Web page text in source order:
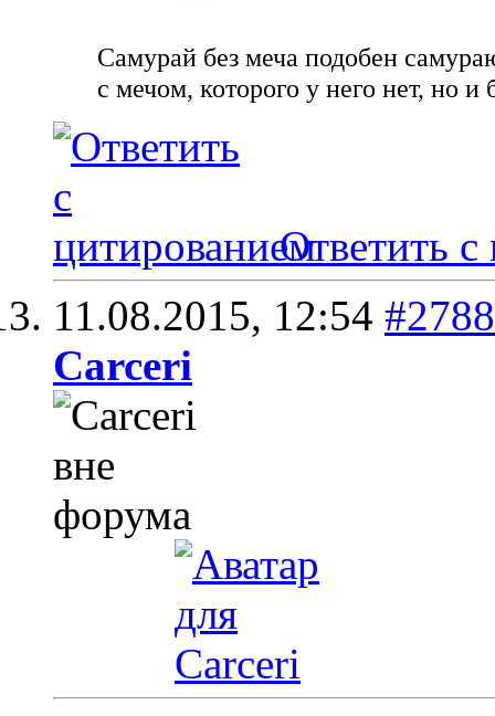
Самурай без меча подобен
с мечом, которого у него нет, но и
Ответить с
11.08.2015, 12:54 #2788
Carceri